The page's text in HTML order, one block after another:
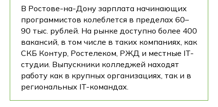
В Ростове-на-Дону зарплата начинающих
программистов колеблется в пределах 60–
90 тыс. рублей. На рынке доступно более 400
вакансий, в том числе в таких компаниях, как
СКБ Контур, Ростелеком, РЖД и местные IT-
студии. Выпускники колледжей находят
работу как в крупных организациях, так и в
региональных IT-командах.